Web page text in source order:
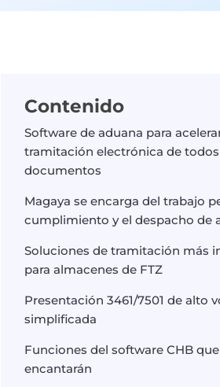
Contenido
Software de aduana para
tramitación electrónica de todos
documentos
Magaya se encarga del trabajo
cumplimiento y el despacho de
Soluciones de tramitación más
para almacenes de FTZ
Presentación 3461/7501 de alto
simplificada
Funciones del software CHB
encantarán